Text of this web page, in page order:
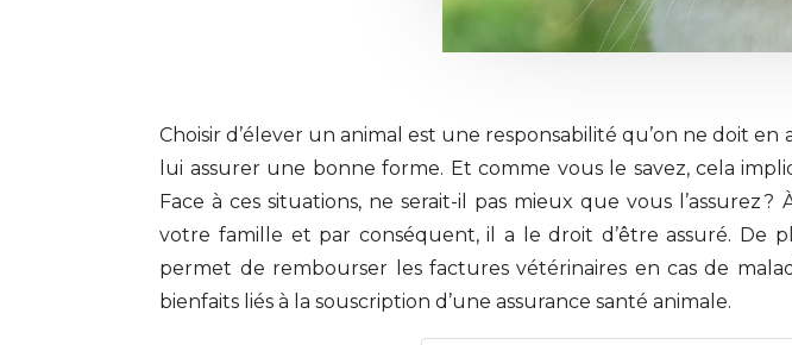
Choisir d’élever un animal est une responsabilité qu’on ne doit
lui assurer une bonne forme. Et comme vous le savez, cela
Face à ces situations, ne serait-il pas mieux que vous
votre famille et par conséquent, il a le droit d’être assuré. De
permet de rembourser les factures vétérinaires en cas de
bienfaits liés à la souscription d’une assurance santé animale.